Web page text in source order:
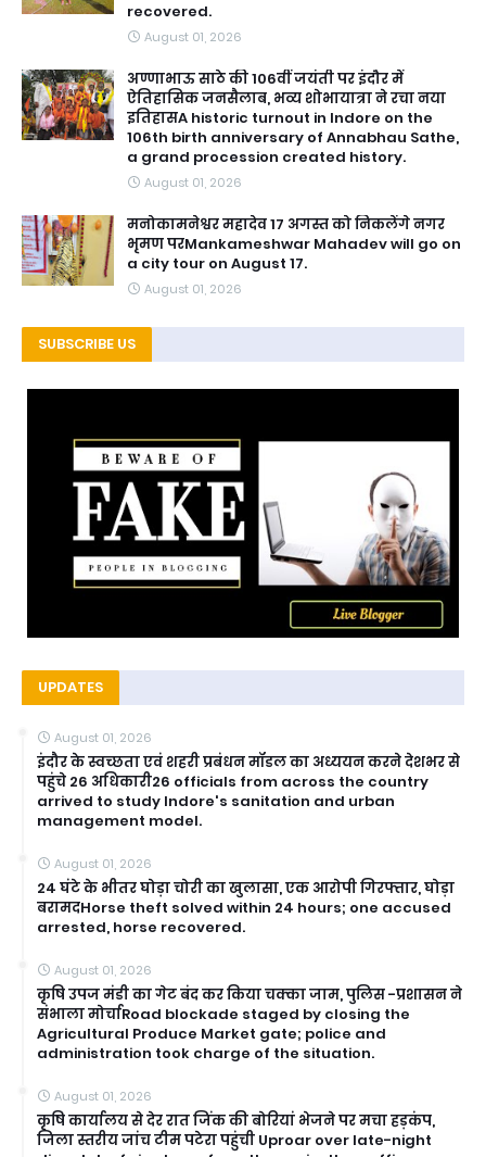
recovered.
August 01, 2026
अण्णाभाऊ साठे की 106वीं जयंती पर इंदौर में
ऐतिहासिक जनसैलाब, भव्य शोभायात्रा ने रचा नया
इतिहासA historic turnout in Indore on the
106th birth anniversary of Annabhau Sathe,
a grand procession created history.
August 01, 2026
मनोकामनेश्वर महादेव 17 अगस्त को निकलेंगे नगर
भृमण परMankameshwar Mahadev will go on
a city tour on August 17.
August 01, 2026
SUBSCRIBE US
UPDATES
August 01, 2026
इंदौर के स्वच्छता एवं शहरी प्रबंधन मॉडल का अध्ययन करने देशभर से
पहुंचे 26 अधिकारी26 officials from across the country
arrived to study Indore's sanitation and urban
management model.
August 01, 2026
24 घंटे के भीतर घोड़ा चोरी का खुलासा, एक आरोपी गिरफ्तार, घोड़ा
बरामदHorse theft solved within 24 hours; one accused
arrested, horse recovered.
August 01, 2026
कृषि उपज मंडी का गेट बंद कर किया चक्का जाम, पुलिस -प्रशासन ने
संभाला मोर्चाRoad blockade staged by closing the
Agricultural Produce Market gate; police and
administration took charge of the situation.
August 01, 2026
कृषि कार्यालय से देर रात जिंक की बोरियां भेजने पर मचा हड़कंप,
जिला स्तरीय जांच टीम पटेरा पहुंची Uproar over late-night